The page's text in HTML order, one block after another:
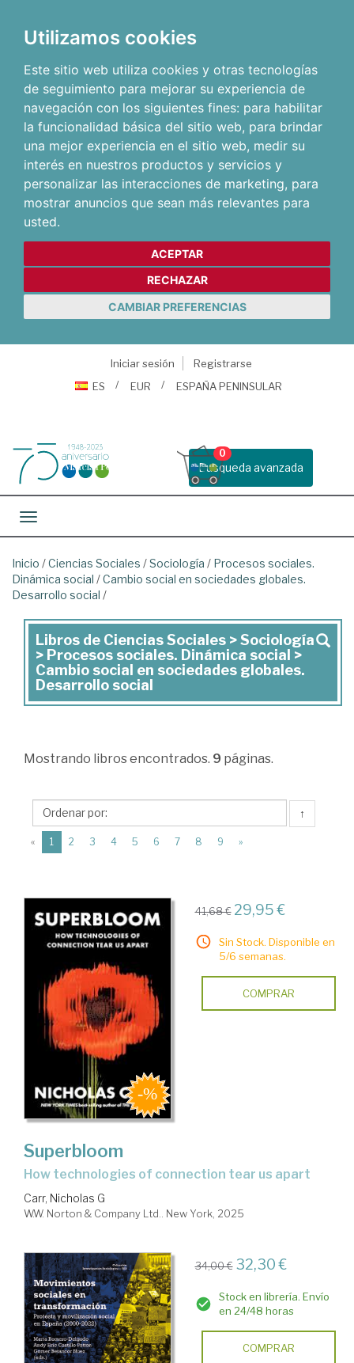
Utilizamos cookies
Este sitio web utiliza cookies y otras tecnologías
de seguimiento para mejorar su experiencia de
navegación con los siguientes fines: para habilitar
la funcionalidad básica del sitio web, para brindar
una mejor experiencia en el sitio web, medir su
interés en nuestros productos y servicios y
personalizar las interacciones de marketing, para
mostrar anuncios que sean más relevantes para
usted.
ACEPTAR
RECHAZAR
CAMBIAR PREFERENCIAS
Iniciar sesión
Registrarse
ES
EUR ESPAÑA PENINSULAR
Busqueda avanzada
0
Toggle navigation
Inicio /Ciencias Sociales /Sociología / Procesos sociales.
Dinámica social /Cambio social en sociedades globales.
Desarrollo social /
Libros
de
Ciencias
Sociología
>
Procesos
sociales.
social
Cambio
social
en
sociedades
globales.
Desarrollo
social
Libros de Ciencias Sociales > Sociología
> Procesos sociales. Dinámica social >
Cambio social en sociedades globales.
Desarrollo social
Mostrando libros encontrados. 9 páginas.
↑
« 1 (current)
2 3 4 5 6 7 8 9 »
41,68 € 29,95 €
Sin Stock. Disponible en
5/6 semanas.
COMPRAR
Superbloom
how technologies of connection tear us apart
Carr, Nicholas G
W.W. Norton & Company Ltd.. New York, 2025
34,00 € 32,30 €
Stock en librería. Envío
en 24/48 horas
COMPRAR